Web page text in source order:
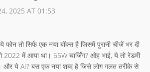
2025 AT 01:53
तो सिर्फ एक नया बॉक्स है जिसमें पुरानी चीजें भर दी
2022 में आया था। 65W चार्जिंग? ओह भाई, ये तो रेडमी
और ये AI? बस एक नया शब्द है जिसे लोग गलत तरीके से